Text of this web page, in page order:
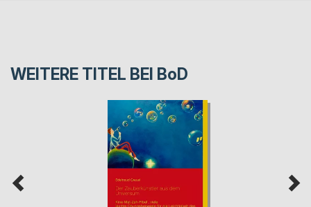
WEITERE TITEL BEI BoD